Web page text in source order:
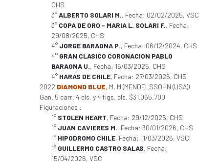
CHS
3°ALBERTO SOLARI M., Fecha: 02/02/2025, VSC
3° COPA DE ORO - MARIA L. SOLARI F., Fecha:
29/08/2025, CHS
4° JORGE BARAONA P., Fecha: 06/12/2024, CHS
4° GRAN CLASICO CORONACION PABLO
BARAONA U., Fecha: 16/03/2025, CHS
4° HARAS DE CHILE, Fecha: 27/03/2026, CHS
2022 DIAMOND BLUE, M, M (MENDELSSOHN (USA))
Gan. 5 carr. 4 cls. y 4 figs. cls. $31.065.700
Figuraciones :
1° STOLEN HEART, Fecha: 29/12/2025, CHS
1° JUAN CAVIERES M., Fecha: 30/01/2026, CHS
1° HIPODROMO CHILE, Fecha: 11/03/2026, VSC
1° GUILLERMO CASTRO SALAS, Fecha:
15/04/2026, VSC